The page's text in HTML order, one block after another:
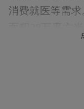
消费就医等需
行受到泰康之